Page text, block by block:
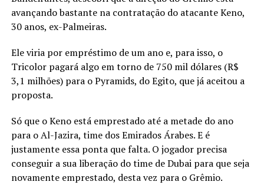
avançando bastante na contratação do atacante Keno,
30 anos, ex-Palmeiras.
Ele viria por empréstimo de um ano e, para isso, o
Tricolor pagará algo em torno de 750 mil dólares (R$
3,1 milhões) para o Pyramids, do Egito, que já aceitou a
proposta.
Só que o Keno está emprestado até a metade do ano
para o Al-Jazira, time dos Emirados Árabes. E é
justamente essa ponta que falta. O jogador precisa
conseguir a sua liberação do time de Dubai para que seja
novamente emprestado, desta vez para o Grêmio.